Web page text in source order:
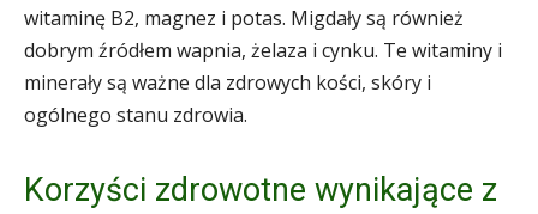
witaminę B2, magnez i potas. Migdały są również
dobrym źródłem wapnia, żelaza i cynku. Te witaminy i
minerały są ważne dla zdrowych kości, skóry i
ogólnego stanu zdrowia.
Korzyści zdrowotne wynikające z